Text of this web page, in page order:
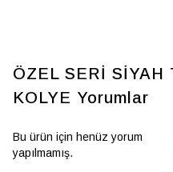
ÖZEL SERİ SİYAH
KOLYE Yorumlar
Bu ürün için henüz yorum
yapılmamış.